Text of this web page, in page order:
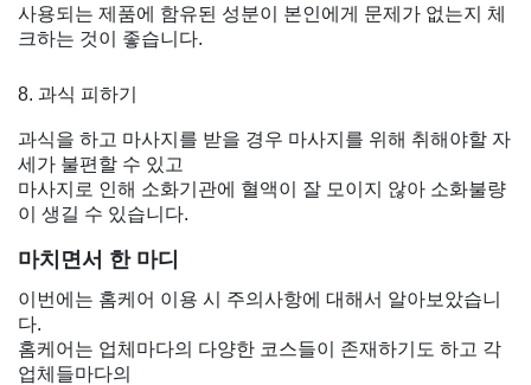
사용되는 제품에 함유된 성분이 본인에게 문제가 없는지 체
크하는 것이 좋습니다.
8. 과식 피하기
과식을 하고 마사지를 받을 경우 마사지를 위해 취해야할 자
세가 불편할 수 있고
마사지로 인해 소화기관에 혈액이 잘 모이지 않아 소화불량
이 생길 수 있습니다.
마치면서 한 마디
이번에는 홈케어 이용 시 주의사항에 대해서 알아보았습니
다.
홈케어는 업체마다의 다양한 코스들이 존재하기도 하고 각
업체들마다의